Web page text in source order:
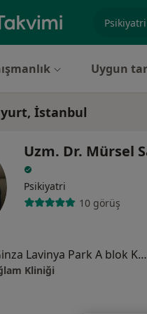
Uygun
İstanbul
Uzm. Dr. Mürsel
Psikiyatri
10 görüş
Barış Mah. Ginza Lavinya Park A blok Kat:3 Ofis:21 Beylikdüzü, Istanbul, Turkey, İstanbul
Kliniği